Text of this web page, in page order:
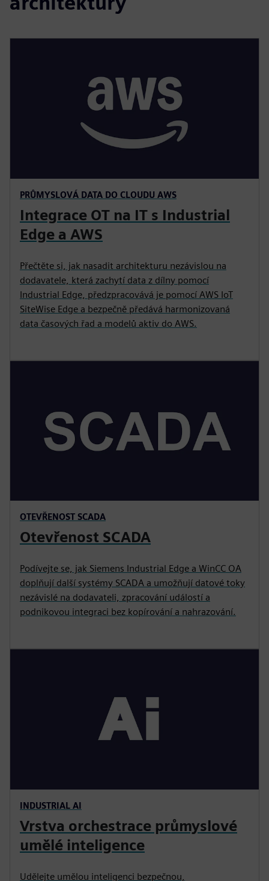
PRŮMYSLOVÁ DATA DO CLOUDU AWS
Integrace OT na IT s Industrial
Edge a AWS
Přečtěte si, jak nasadit architekturu nezávislou na
dodavatele, která zachytí data z dílny pomocí
Industrial Edge, předzpracovává je pomocí AWS IoT
SiteWise Edge a bezpečně předává harmonizovaná
data časových řad a modelů aktiv do AWS.
OTEVŘENOST SCADA
Otevřenost SCADA
Podívejte se, jak Siemens Industrial Edge a WinCC OA
doplňují další systémy SCADA a umožňují datové toky
nezávislé na dodavateli, zpracování událostí a
podnikovou integraci bez kopírování a nahrazování.
INDUSTRIAL AI
Vrstva orchestrace průmyslové
umělé inteligence
Udělejte umělou inteligenci bezpečnou,